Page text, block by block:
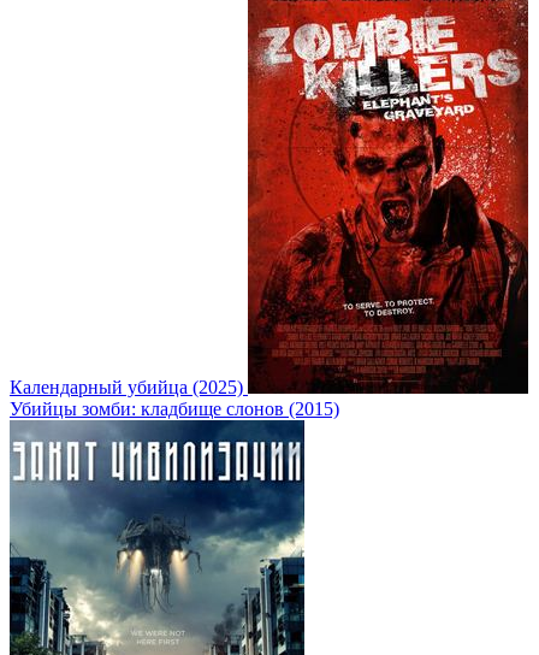
Календарный убийца (2025)
Убийцы зомби: кладбище слонов (2015)